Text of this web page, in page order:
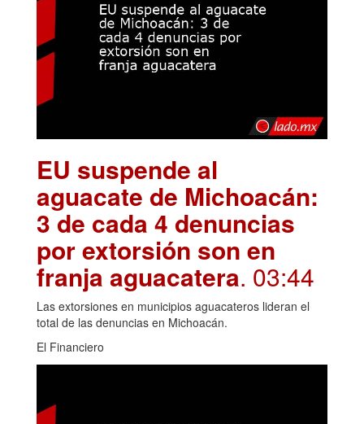
EU suspende al
aguacate de Michoacán:
3 de cada 4 denuncias
por extorsión son en
franja aguacatera. 03:44
Las extorsiones en municipios aguacateros lideran el
total de las denuncias en Michoacán.
El Financiero